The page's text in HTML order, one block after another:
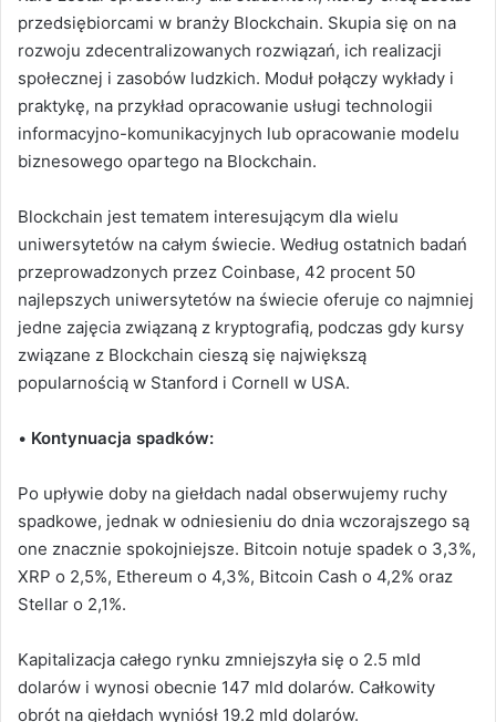
przedsiębiorcami w branży Blockchain. Skupia się on na
rozwoju zdecentralizowanych rozwiązań, ich realizacji
społecznej i zasobów ludzkich. Moduł połączy wykłady i
praktykę, na przykład opracowanie usługi technologii
informacyjno-komunikacyjnych lub opracowanie modelu
biznesowego opartego na Blockchain.
Blockchain jest tematem interesującym dla wielu
uniwersytetów na całym świecie. Według ostatnich badań
przeprowadzonych przez Coinbase, 42 procent 50
najlepszych uniwersytetów na świecie oferuje co najmniej
jedne zajęcia związaną z kryptografią, podczas gdy kursy
związane z Blockchain cieszą się największą
popularnością w Stanford i Cornell w USA.
• Kontynuacja spadków:
Po upływie doby na giełdach nadal obserwujemy ruchy
spadkowe, jednak w odniesieniu do dnia wczorajszego są
one znacznie spokojniejsze. Bitcoin notuje spadek o 3,3%,
XRP o 2,5%, Ethereum o 4,3%, Bitcoin Cash o 4,2% oraz
Stellar o 2,1%.
Kapitalizacja całego rynku zmniejszyła się o 2.5 mld
dolarów i wynosi obecnie 147 mld dolarów. Całkowity
obrót na giełdach wyniósł 19.2 mld dolarów.